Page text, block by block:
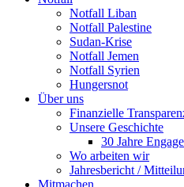
Notfall Liban
Notfall Palestine
Sudan-Krise
Notfall Jemen
Notfall Syrien
Hungersnot
Über uns
Finanzielle
Unsere Geschichte
30 Jahre
Wo arbeiten wir
Jahresbericht /
Mitmachen